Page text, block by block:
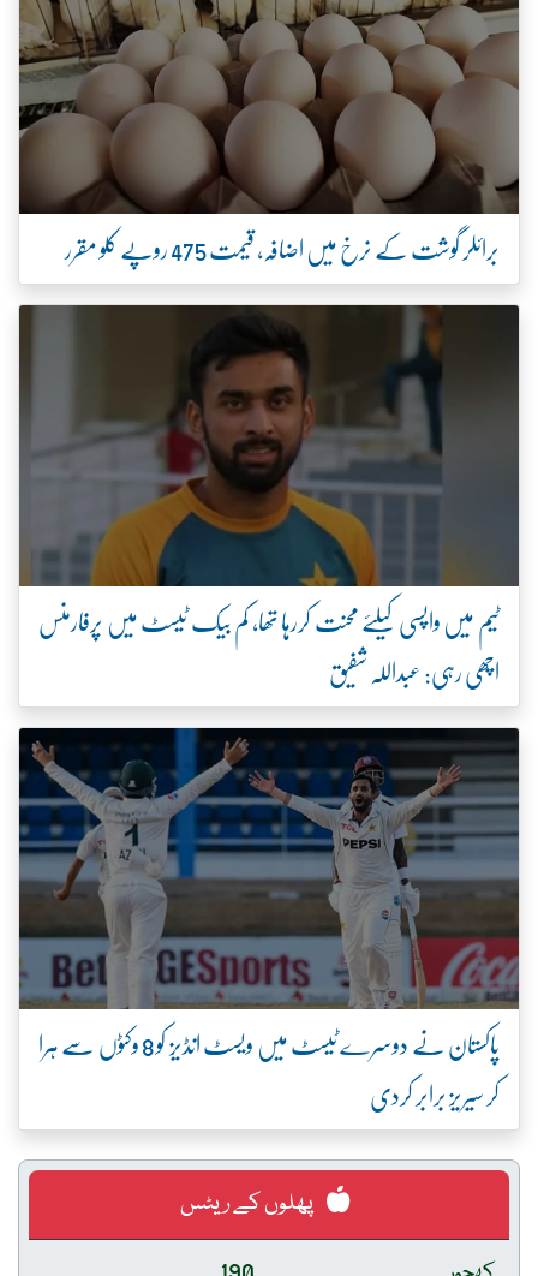
برائلر گوشت کے نرخ میں اضافہ، قیمت 475 روپے کلو مقرر
ٹیم میں واپسی کیلئے محنت کررہا تھا، کم بیک ٹیسٹ میں پرفارمنس
اچھی رہی: عبداللہ شفیق
پاکستان نے دوسرے ٹیسٹ میں ویسٹ انڈیز کو 8 وکٹوں سے ہرا
کر سیریز برابر کردی
پھلوں کے ریٹس